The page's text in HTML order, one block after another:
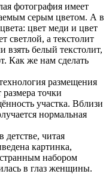
фотография имеет
серым цветом. А в
цвет меди и цвет
светлой, а текстолит
взять белый текстолит,
Как же нам сделать
размещения
размера точки
участка. Вблизи
нормальная
детстве, читая
картинка,
странным набором
в глаз женщины.